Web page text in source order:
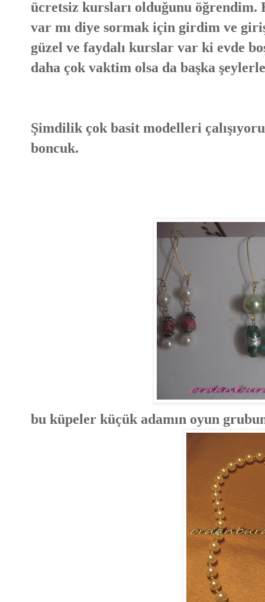
ücretsiz kursları olduğunu öğrendim.
var mı diye sormak için girdim ve
güzel ve faydalı kurslar var ki evde
daha çok vaktim olsa da başka
Şimdilik çok basit modelleri
boncuk.
bu küpeler küçük adamın oyun